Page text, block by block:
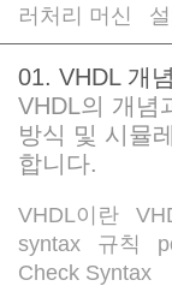
러처리 머신
01. VHDL 개
VHDL의 개념
방식 및 시뮬
합니다.
VHDL이란
syntax
규칙
Check Syntax